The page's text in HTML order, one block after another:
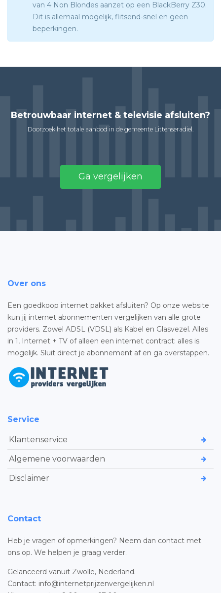
van 4 Non Blondes aanzet op een BlackBerry Z30.
Dit is allemaal mogelijk, flitsend-snel en geen
beperkingen.
Betrouwbaar internet & televisie afsluiten?
Doorzoek het totale aanbod in de gemeente Littenseradiel.
Ga vergelijken
Over ons
Een goedkoop internet pakket afsluiten? Op onze website
kun jij internet abonnementen vergelijken van alle grote
providers. Zowel ADSL (VDSL) als Kabel en Glasvezel. Alles
in 1, Internet + TV of alleen een internet contract: alles is
mogelijk. Sluit direct je abonnement af en ga overstappen.
Service
Klantenservice
Algemene voorwaarden
Disclaimer
Contact
Heb je vragen of opmerkingen? Neem dan contact met
ons op. We helpen je graag verder.
Gelanceerd vanuit Zwolle, Nederland.
Contact: info@internetprijzenvergelijken.nl